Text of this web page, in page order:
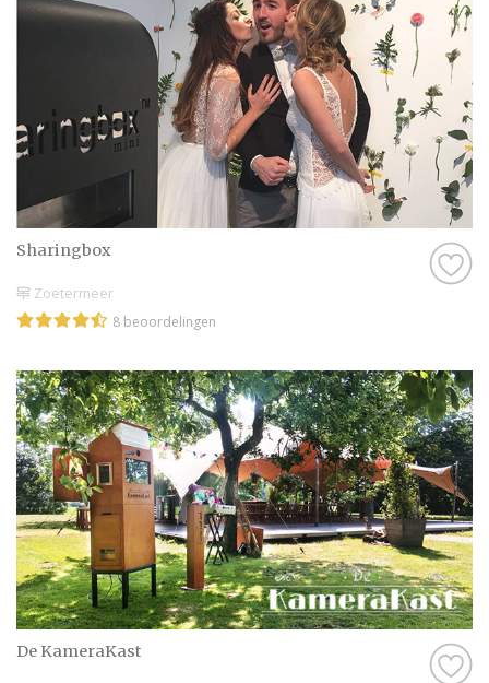
Sharingbox
Zoetermeer
8 beoordelingen
De KameraKast